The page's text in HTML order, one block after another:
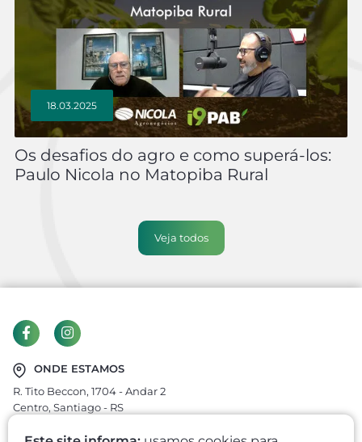
18.03.2025
Os desafios do agro e como superá-los:
Paulo Nicola no Matopiba Rural
Veja todos
ONDE ESTAMOS
R. Tito Beccon, 1704 - Andar 2
Centro, Santiago - RS